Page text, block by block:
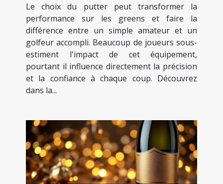
Le choix du putter peut transformer la
performance sur les greens et faire la
différence entre un simple amateur et un
golfeur accompli. Beaucoup de joueurs sous-
estiment l'impact de cet équipement,
pourtant il influence directement la précision
et la confiance à chaque coup. Découvrez
dans la...